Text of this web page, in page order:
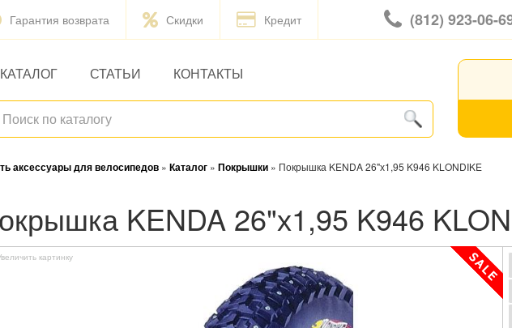
Гарантия возврата Скидки Кредит (812) 923-06-
КАТАЛОГ СТАТЬИ КОНТАКТЫ
аксессуары для велосипедов » Каталог » Покрышки » Покрышка KENDA 26"х1,95 K946 KLONDIKE
Покрышка KENDA 26"х1,95 K946
картинку